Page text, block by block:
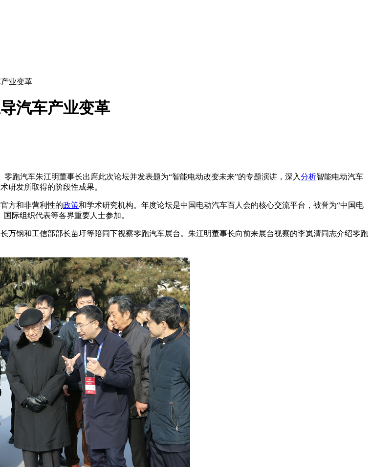
业变革
汽车产业变革
跑汽车朱江明董事长出席此次论坛并发表题为“智能电动改变未来”的专题演讲，深入分析智能电动汽车
研发所取得的阶段性成果。
方和非营利性的政策和学术研究机构。年度论坛是中国电动汽车百人会的核心交流平台，被誉为“中国电
际组织代表等各界重要人士参加。
钢和工信部部长苗圩等陪同下视察零跑汽车展台。朱江明董事长向前来展台视察的李岚清同志介绍零跑